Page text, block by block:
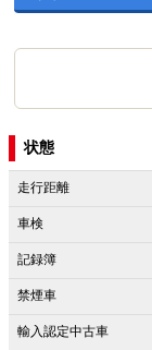
状態
走行距離
車検
記録簿
禁煙車
輸入認定中古車